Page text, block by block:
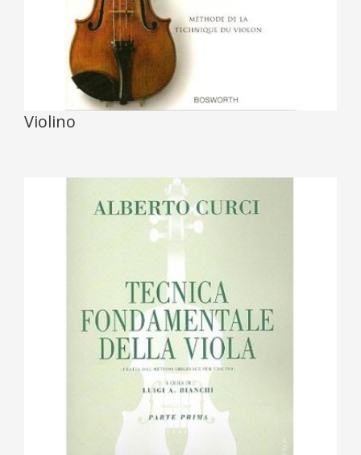
Violino